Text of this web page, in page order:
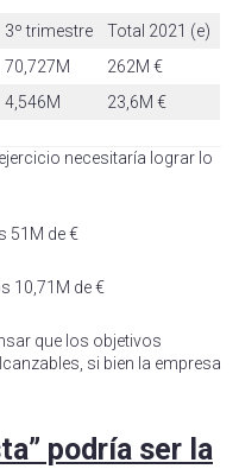
3º trimestre
Total 2021 (e)
70,727M
262M €
4,546M 23,6M €
necesitaría lograr lo
51M de €
10,71M de €
que los objetivos
si bien la empresa
podría ser la